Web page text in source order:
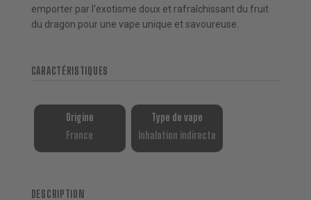
emporter par l'exotisme doux et rafraîchissant du fruit
du dragon pour une vape unique et savoureuse.
CARACTÉRISTIQUES
Origine
France
Type de vape
Inhalation indirecte
DESCRIPTION